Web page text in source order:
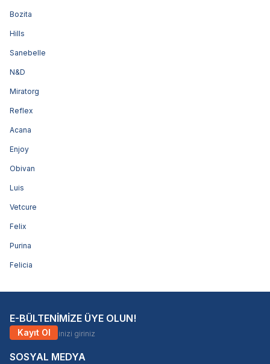
Bozita
Hills
Sanebelle
N&D
Miratorg
Reflex
Acana
Enjoy
Obivan
Luis
Vetcure
Felix
Purina
Felicia
E-BÜLTENİMİZE ÜYE OLUN!
Kayıt Ol
SOSYAL MEDYA